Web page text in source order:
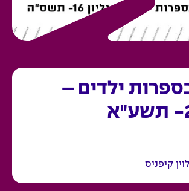
י
פ
ילדים –
קיפניס